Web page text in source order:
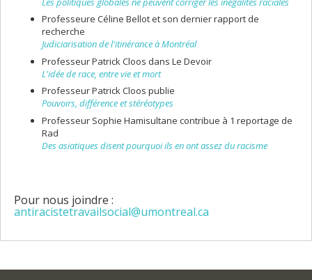
Professeure Céline Bellot et son dernier rapport de
recherche
Judiciarisationde l'itinérance à Montréal
Professeur Patrick Cloos dans Le Devoir
L'idée de race, entre vie et mort
Professeur Patrick Cloos publie
Pouvoirs, différence et stéréotypes
Professeur Sophie Hamisultane contribue à 1 reportage de
Rad
Des asiatiques disent pourquoi ils en ont assez du racisme
Pour nous joindre :
antiracistetravailsocial@umontreal.ca